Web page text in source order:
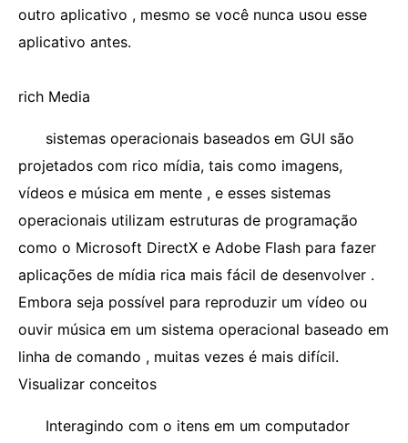
outro aplicativo , mesmo se você nunca usou esse
aplicativo antes.
rich Media
sistemas operacionais baseados em GUI são
projetados com rico mídia, tais como imagens,
vídeos e música em mente , e esses sistemas
operacionais utilizam estruturas de programação
como o Microsoft DirectX e Adobe Flash para fazer
aplicações de mídia rica mais fácil de desenvolver .
Embora seja possível para reproduzir um vídeo ou
ouvir música em um sistema operacional baseado em
linha de comando , muitas vezes é mais difícil.
Visualizar conceitos
Interagindo com o itens em um computador